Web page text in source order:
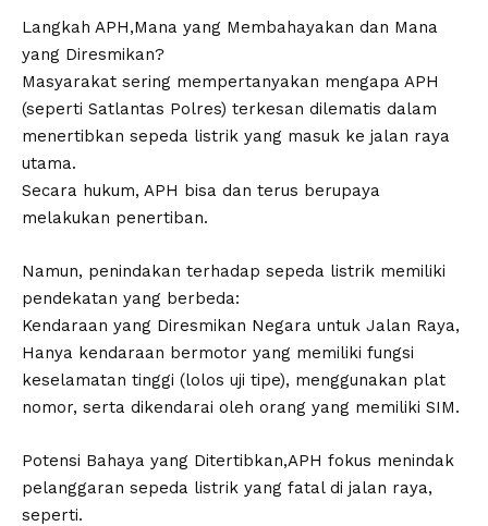
​Langkah APH,Mana yang Membahayakan dan Mana
yang Diresmikan?
​Masyarakat sering mempertanyakan mengapa APH
(seperti Satlantas Polres) terkesan dilematis dalam
menertibkan sepeda listrik yang masuk ke jalan raya
utama.
​Secara hukum, APH bisa dan terus berupaya
melakukan penertiban.
Namun, penindakan terhadap sepeda listrik memiliki
pendekatan yang berbeda:
​Kendaraan yang Diresmikan Negara untuk Jalan Raya,
Hanya kendaraan bermotor yang memiliki fungsi
keselamatan tinggi (lolos uji tipe), menggunakan plat
nomor, serta dikendarai oleh orang yang memiliki SIM.
​Potensi Bahaya yang Ditertibkan,APH fokus menindak
pelanggaran sepeda listrik yang fatal di jalan raya,
seperti.